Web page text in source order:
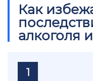
Как
алкоголя
1